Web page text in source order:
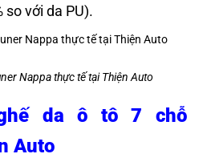
so với da PU).
Nappa thực tế tại Thiện Auto
da ô tô 7 chỗ
Auto